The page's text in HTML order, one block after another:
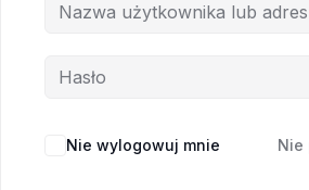
Nie wylogowuj mnie Nie